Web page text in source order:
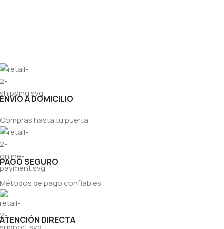
ENVÍO A DOMICILIO
Compras hasta tu puerta
PAGO SEGURO
Métodos de pago confiables
ATENCIÓN DIRECTA